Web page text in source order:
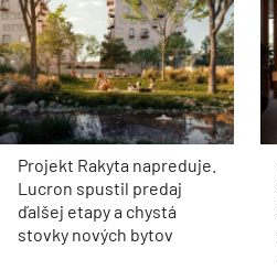
Projekt Rakyta napreduje.
Lucron spustil predaj
ďalšej etapy a chystá
stovky nových bytov